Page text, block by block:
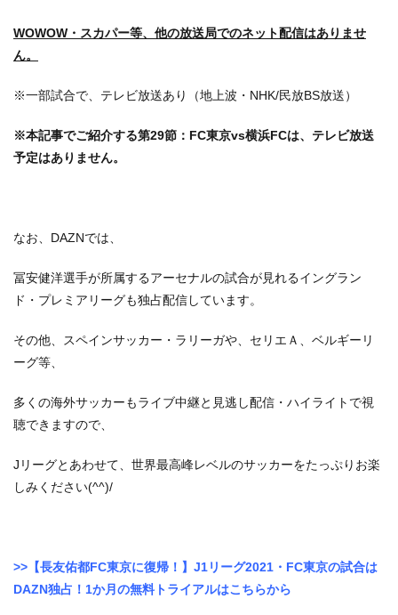
WOWOW・スカパー等、他の放送局でのネット配信はありませ
ん。
※一部試合で、テレビ放送あり（地上波・NHK/民放BS放送）
※本記事でご紹介する第29節：FC東京vs横浜FCは、テレビ放送
予定はありません。
なお、DAZNでは、
冨安健洋選手が所属するアーセナルの試合が見れるイングラン
ド・プレミアリーグも独占配信しています。
その他、スペインサッカー・ラリーガや、セリエＡ、ベルギーリ
ーグ等、
多くの海外サッカーもライブ中継と見逃し配信・ハイライトで視
聴できますので、
Jリーグとあわせて、世界最高峰レベルのサッカーをたっぷりお楽
しみください(^^)/
>>【長友佑都FC東京に復帰！】J1リーグ2021・FC東京の試合は
DAZN独占！1か月の無料トライアルはこちらから